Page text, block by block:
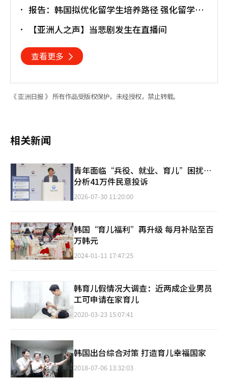
报告：韩国拟优化留学生培养路径 强化留学就
【亚洲人之声】当悲剧发生在直播间
查看更多
《 亚洲日报 》 所有作品受版权保护，未经授权，禁止转载。
相关新闻
青年面临“兵役、就业、育儿”困扰…
分析41万件民意投诉
2026-07-30 11:20:00
韩国“育儿福利”再升级 每月补贴至百
万韩元
2024-01-11 17:47:25
韩育儿假情况大调查：近两成企业男员
工可申请在家育儿
2020-03-23 15:07:41
韩国出台综合对策 打造育儿幸福国家
2018-07-06 13:32:03